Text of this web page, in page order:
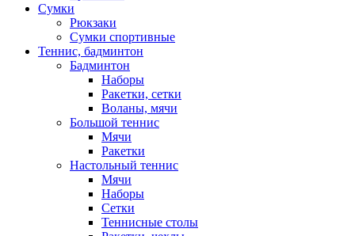
Сумки
Рюкзаки
Сумки спортивные
Теннис, бадминтон
Бадминтон
Наборы
Ракетки, сетки
Воланы, мячи
Большой теннис
Мячи
Ракетки
Настольный теннис
Мячи
Наборы
Сетки
Теннисные столы